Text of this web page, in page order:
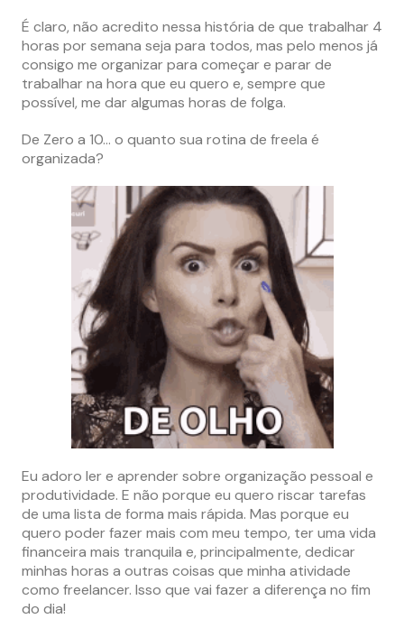
É claro, não acredito nessa história de que trabalhar 4
horas por semana seja para todos, mas pelo menos já
consigo me organizar para começar e parar de
trabalhar na hora que eu quero e, sempre que
possível, me dar algumas horas de folga.
De Zero a 10… o quanto sua rotina de freela é
organizada?
Eu adoro ler e aprender sobre organização pessoal e
produtividade. E não porque eu quero riscar tarefas
de uma lista de forma mais rápida. Mas porque eu
quero poder fazer mais com meu tempo, ter uma vida
financeira mais tranquila e, principalmente, dedicar
minhas horas a outras coisas que minha atividade
como freelancer. Isso que vai fazer a diferença no fim
do dia!